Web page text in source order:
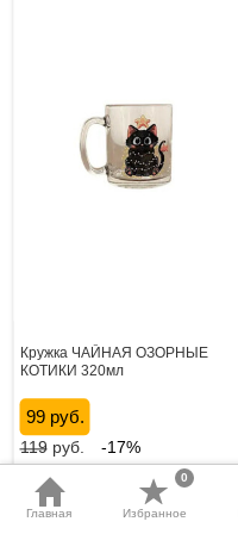
Кружка ЧАЙНАЯ ОЗОРНЫЕ
КОТИКИ 320мл
99 руб.
119руб. -17%
Купить
Главная Избранное
0